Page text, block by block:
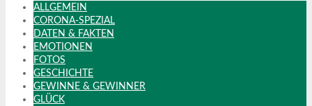
ALLGEMEIN
CORONA-SPEZIAL
DATEN & FAKTEN
EMOTIONEN
FOTOS
GESCHICHTE
GEWINNE & GEWINNER
GLÜCK